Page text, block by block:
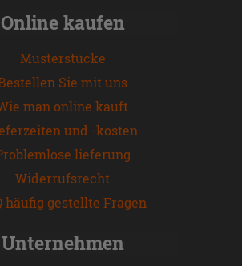
Online kaufen
Musterstücke
Sie mit uns
man online kauft
und -kosten
lieferung
Widerrufsrecht
häufig gestellte Fragen
Unternehmen